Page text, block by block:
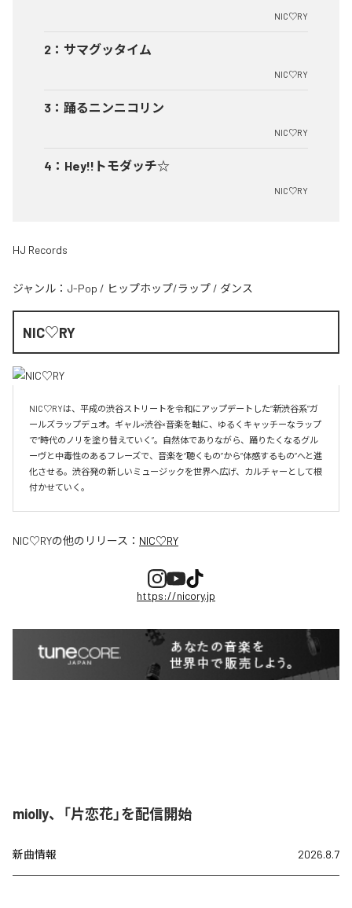
NIC♡RY
2 ： サマグッタイム
NIC♡RY
3 ： 踊るニンニコリン
NIC♡RY
4 ： Hey!!トモダッチ☆
NIC♡RY
HJ Records
ジャンル： J-Pop / ヒップホップ/ラップ / ダンス
NIC♡RY
NIC♡RYは、平成の渋谷ストリートを令和にアップデートした“新渋谷系”ガ
ールズラップデュオ。ギャル×渋谷×音楽を軸に、ゆるくキャッチーなラップ
で“時代のノリを塗り替えていく”。自然体でありながら、踊りたくなるグル
ーヴと中毒性のあるフレーズで、音楽を“聴くもの”から“体感するもの”へと進
化させる。渋谷発の新しいミュージックを世界へ広げ、カルチャーとして根
付かせていく。
NIC♡RYの他のリリース： NIC♡RY
https://nicory.jp
miolly、「片恋花」を配信開始
新曲情報 2026.8.7